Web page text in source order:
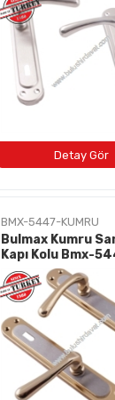
BMX-5447-KUMRU
Bulmax Kumru
Kapı Kolu Bmx-